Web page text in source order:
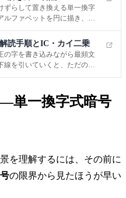
ずらして置き換える単一換字
ルファベットを円に描き、3
てみると、この暗号が「難し
れる仕組みだとすぐ腑に落
読手順とIC・カイ二乗
の字を書き込みながら最頻文
線を引いていくと、ただの記
きます。頻度分析の核心はこ
です。
単一換字式暗号
を理解するには、その前に
の限界から見たほうが早い